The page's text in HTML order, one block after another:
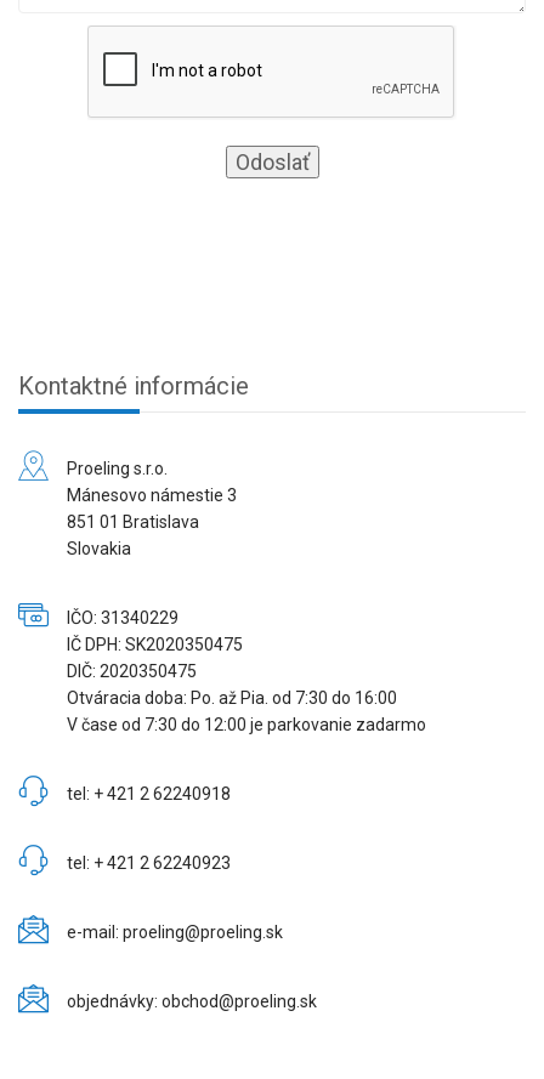
Odoslať
Kontaktné informácie
Proeling s.r.o.
Mánesovo námestie 3
851 01 Bratislava
Slovakia
IČO: 31340229
IČ DPH: SK2020350475
DIČ: 2020350475
Otváracia doba: Po. až Pia. od 7:30 do 16:00
V čase od 7:30 do 12:00 je parkovanie zadarmo
tel: + 421 2 62240918
tel: + 421 2 62240923
e-mail: proeling@proeling.sk
objednávky: obchod@proeling.sk